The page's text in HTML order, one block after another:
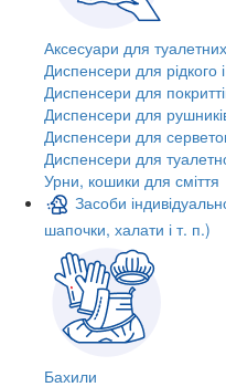
Аксесуари для
Диспенсери для рідкого
Диспенсери для
Диспенсери для
Диспенсери для
Диспенсери для
Урни, кошики для сміття
Засоби
шапочки, халати і т. п.)
Бахили